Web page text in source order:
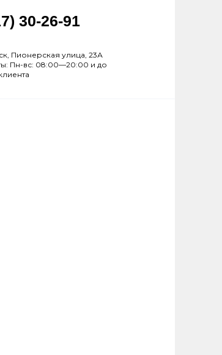
30-26-91
Пионерская улица, 23А
Пн-вс: 08:00—20:00 и до